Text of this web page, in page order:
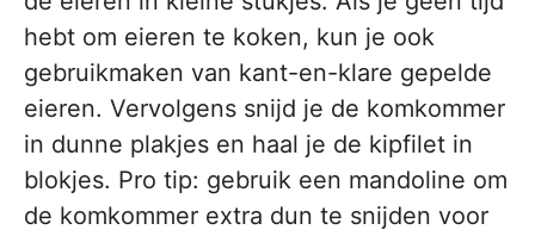
hebt om eieren te koken, kun je ook
gebruikmaken van kant-en-klare gepelde
eieren. Vervolgens snijd je de komkommer
in dunne plakjes en haal je de kipfilet in
blokjes. Pro tip: gebruik een mandoline om
de komkommer extra dun te snijden voor